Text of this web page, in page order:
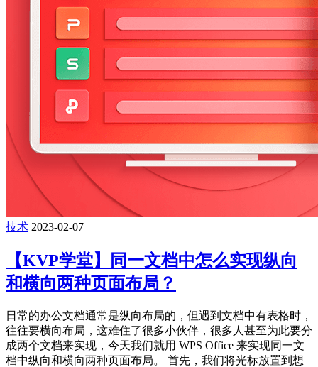
技术 2023-02-07
【KVP学堂】同一文档中怎么实现纵向
和横向两种页面布局？
日常的办公文档通常是纵向布局的，但遇到文档中有表格时，
往往要横向布局，这难住了很多小伙伴，很多人甚至为此要分
成两个文档来实现，今天我们就用 WPS Office 来实现同一文
档中纵向和横向两种页面布局。 首先，我们将光标放置到想